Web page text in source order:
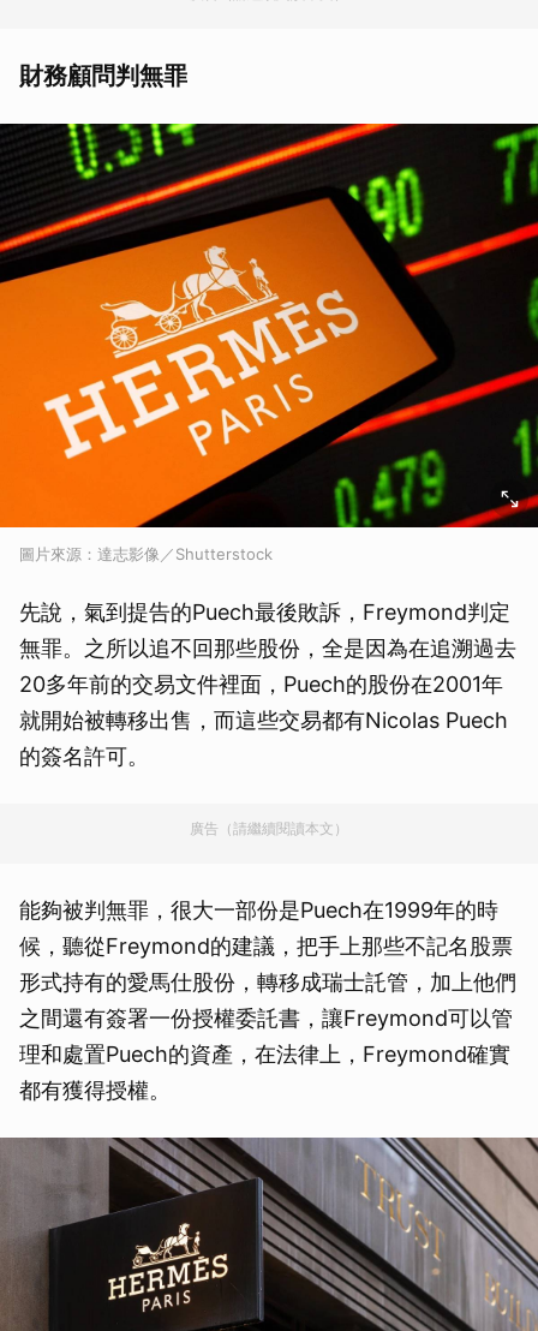
財務顧問判無罪
圖片來源：達志影像／Shutterstock
先說，氣到提告的Puech最後敗訴，Freymond判定
無罪。之所以追不回那些股份，全是因為在追溯過去
20多年前的交易文件裡面，Puech的股份在2001年
就開始被轉移出售，而這些交易都有Nicolas Puech
的簽名許可。
廣告（請繼續閱讀本文）
能夠被判無罪，很大一部份是Puech在1999年的時
候，聽從Freymond的建議，把手上那些不記名股票
形式持有的愛馬仕股份，轉移成瑞士託管，加上他們
之間還有簽署一份授權委託書，讓Freymond可以管
理和處置Puech的資產，在法律上，Freymond確實
都有獲得授權。